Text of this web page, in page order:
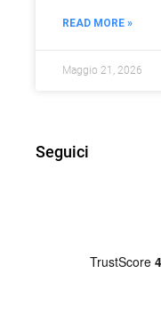
READ MORE »
Maggio 21, 2026
Seguici